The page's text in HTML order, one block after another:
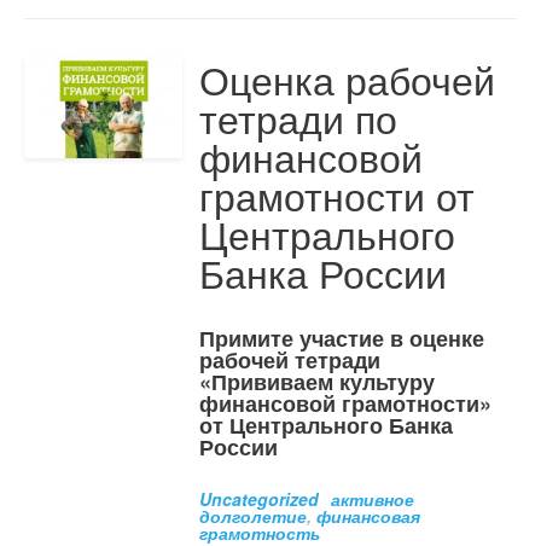
Оценка рабочей
тетради по
финансовой
грамотности от
Центрального
Банка России
Примите участие в оценке
рабочей тетради
«Прививаем культуру
финансовой грамотности»
от Центрального Банка
России
Uncategorized активное
долголетие, финансовая
грамотность